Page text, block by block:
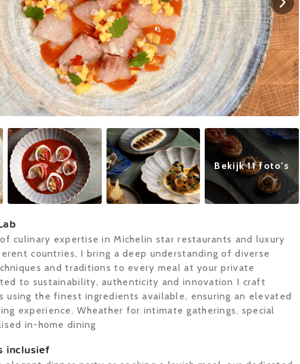
Bekijk 11 foto's
culinary expertise in Michelin star restaurants and luxury
countries, I bring a deep understanding of diverse
and traditions to every meal at your private
to sustainability, authenticity and innovation I craft
using the finest ingredients available, ensuring an elevated
experience. Wheather for intimate gatherings, special
in-home dining
inclusief